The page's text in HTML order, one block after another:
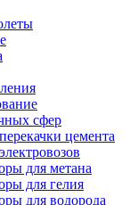
сфер
цемента
для метана
для гелия
для водорода